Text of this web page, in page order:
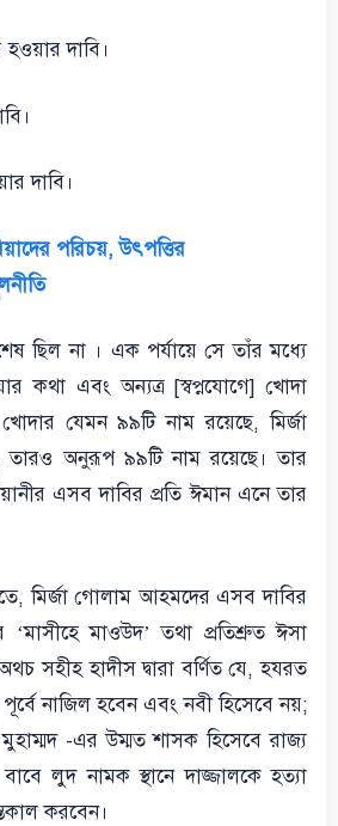
দাবি।
দাবি।
পরিচয়, উৎপত্তির
ছিল না । এক পর্যায়ে সে তাঁর মধ্যে
কথা এবং অন্যত্র [স্বপ্নযোগে] খোদা
যেমন ৯৯টি নাম রয়েছে, মির্জা
তারও অনুরূপ ৯৯টি নাম রয়েছে। তার
এসব দাবির প্রতি ঈমান এনে তার
মির্জা গোলাম আহমদের এসব দাবির
‘মাসীহে মাওউদ’ তথা প্রতিশ্রুত ঈসা
সহীহ হাদীস দ্বারা বর্ণিত যে, হযরত
নাজিল হবেন এবং নবী হিসেবে নয়;
-এর উম্মত শাসক হিসেবে রাজ্য
লুদ নামক স্থানে দাজ্জালকে হত্যা
করবেন।